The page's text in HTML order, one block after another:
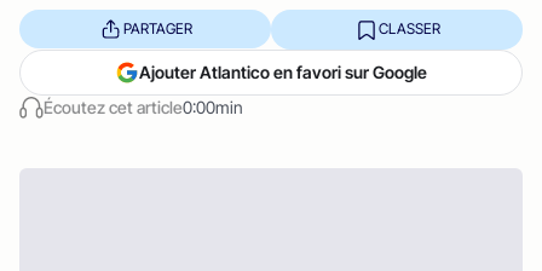
Écoutez cet article0:00min
PARTAGER CLASSER
Ajouter Atlantico en favori sur Google